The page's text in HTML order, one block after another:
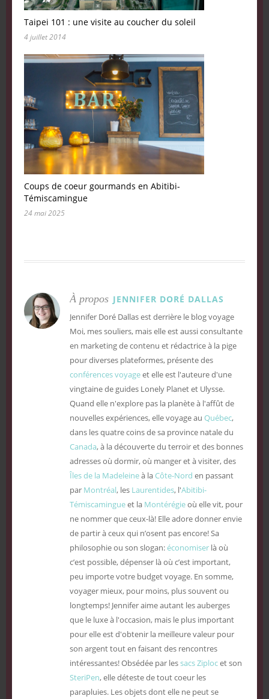
Taipei 101 : une visite au coucher du soleil
4 juillet 2014
Coups de coeur gourmands en Abitibi-
Témiscamingue
24 mai 2025
À propos JENNIFER DORÉ DALLAS
Jennifer Doré Dallas est derrière le blog voyage
Moi, mes souliers, mais elle est aussi consultante
en marketing de contenu et rédactrice à la pige
pour diverses plateformes, présente des
conférences voyageet elle est l'auteure d'une
vingtaine de guides Lonely Planet et Ulysse.
Quand elle n'explore pas la planète à l'affût de
nouvelles expériences, elle voyage au Québec,
dans les quatre coins de sa province natale du
Canada, à la découverte du terroir et des bonnes
adresses où dormir, où manger et à visiter, des
Îles de la Madeleineà laCôte-Nord en passant
par Montréal, les Laurentides, l'Abitibi-
Témiscamingueet la Montérégieoù elle vit, pour
ne nommer que ceux-là! Elle adore donner envie
de partir à ceux qui n’osent pas encore! Sa
philosophie ou son slogan:économiserlà où
c’est possible, dépenser là où c’est important,
peu importe votre budget voyage. En somme,
voyager mieux, pour moins, plus souvent ou
longtemps! Jennifer aime autant les auberges
que le luxe à l'occasion, mais le plus important
pour elle est d'obtenir la meilleure valeur pour
son argent tout en faisant des rencontres
intéressantes! Obsédée par lessacs Ziplocet son
SteriPen, elle déteste de tout coeur les
parapluies. Les objets dont elle ne peut se